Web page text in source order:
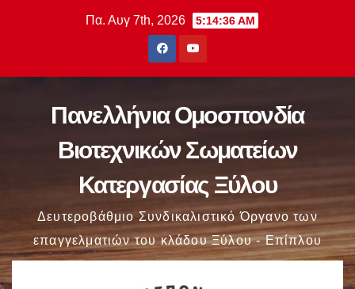
Πα. Αυγ 7th, 2026 5:14:38 AM
Πανελλήνια Ομοσπονδία
Βιοτεχνικών Σωματείων
Κατεργασίας Ξύλου
Δευτεροβάθμιο Συνδικαλιστικό Όργανο των
επαγγελματιών του κλάδου Ξύλου - Επίπλου